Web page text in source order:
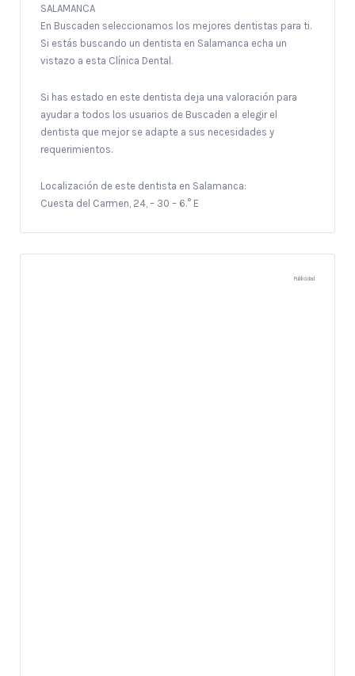
SALAMANCA
En Buscaden seleccionamos los mejores dentistas para ti.
Si estás buscando un dentista en Salamanca echa un
vistazo a esta Clínica Dental.
Si has estado en este dentista deja una valoración para
ayudar a todos los usuarios de Buscaden a elegir el
dentista que mejor se adapte a sus necesidades y
requerimientos.
Localización de este dentista en Salamanca:
Cuesta del Carmen, 24, – 30 – 6.° E
Publicidad